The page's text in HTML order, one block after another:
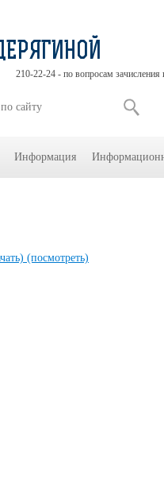
(посмотреть)
210-22-24 - по вопросам
Информация